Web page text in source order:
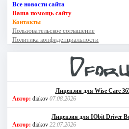
Все новости сайта
Ваша помощь сайту
Контакты
Пользовательское соглашение
Политика конфиденциальности
Лицензия для Wise Care
Автор: diakov 07.08.2026
Лицензия для IObit Driver
Автор: diakov 22.07.2026